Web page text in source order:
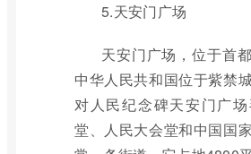
5.天安门广场
天安门广场，位于首
中华人民共和国位于紫禁
对人民纪念碑天安门广
堂、人民大会堂和中国国